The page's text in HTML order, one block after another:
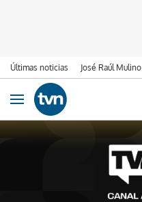
Últimas noticias José Raúl Mulino
Ir al contenido
Obrir navegació